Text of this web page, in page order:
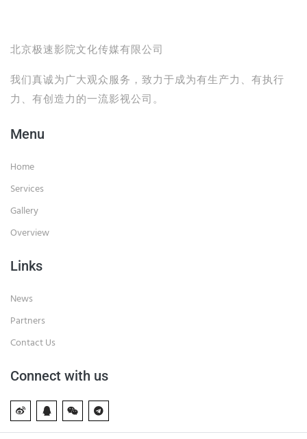
北京极速影院文化传媒有限公司
我们真诚为广大观众服务，致力于成为有生产力、有执行
力、有创造力的一流影视公司。
Menu
Home
Services
Gallery
Overview
Links
News
Partners
Contact Us
Connect with us